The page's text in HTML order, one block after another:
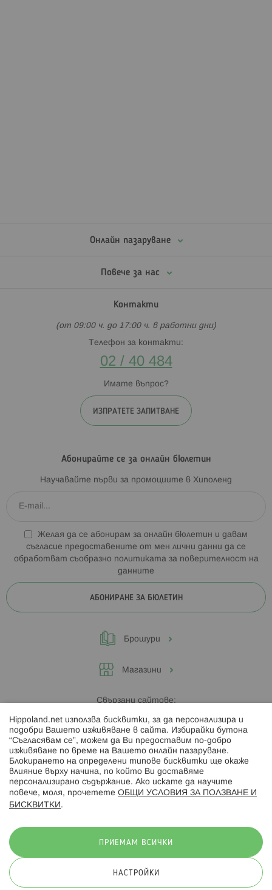
Онлайн пазаруване
Повече за нас
Контакти
(от 09:00 ч. до 17:00 ч. в работни дни)
Телефон за контакти:
02 / 40 484
Имате въпрос?
ИЗПРАТЕТЕ ЗАПИТВАНЕ
Абонирайте се за онлайн бюлетин
Научавайте първи за промоциите в Хиполенд
Желая да се абонирам за онлайн бюлетин и давам
съгласие предоставените от мен лични данни да се
обработват съобразно политиката за поверителност на
данните
АБОНИРАНЕ ЗА БЮЛЕТИН
Брошури
Магазини
Свързани сайтове:
Hippoland.ro
Последвайте ни:
© 2026 Hippoland.net. Всички права запазени
Hippoland.net използва бисквитки, за да персонализира и
подобри Вашето изживяване в сайта. Избирайки бутона
“Съгласявам се”, можем да Ви предоставим по-добро
изживяване по време на Вашето онлайн пазаруване.
Блокирането на определени типове бисквитки ще окаже
влияние върху начина, по който Ви доставяме
персонализирано съдържание. Ако искате да научите
повече, моля, прочетете ОБЩИ УСЛОВИЯ ЗА ПОЛЗВАНЕ И
БИСКВИТКИ .
ПРИЕМАМ ВСИЧКИ
НАСТРОЙКИ